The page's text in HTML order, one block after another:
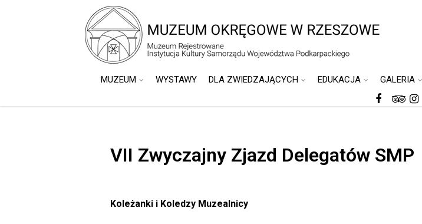
MUZEUM WYSTAWY DLA ZWIEDZAJĄCYCH EDUKACJA GALERIA
VII Zwyczajny Zjazd Delegatów SMP
Koleżanki i Koledzy Muzealnicy